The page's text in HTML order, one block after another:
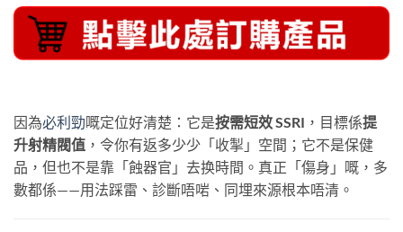
因為必利勁嘅定位好清楚：它是按需短效 SSRI ，目標係提
升射精閥值 ，令你有返多少少「收掣」空間；它不是保健
品，但也不是靠「蝕器官」去换時間。真正「傷身」嘅，多
數都係——用法踩雷、診斷唔啱、同埋來源根本唔清。